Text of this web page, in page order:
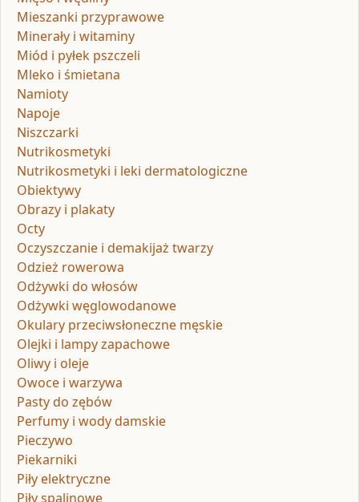
Mieszanki przyprawowe
Minerały i witaminy
Miód i pyłek pszczeli
Mleko i śmietana
Namioty
Napoje
Niszczarki
Nutrikosmetyki
Nutrikosmetyki i leki dermatologiczne
Obiektywy
Obrazy i plakaty
Octy
Oczyszczanie i demakijaż twarzy
Odzież rowerowa
Odżywki do włosów
Odżywki węglowodanowe
Okulary przeciwsłoneczne męskie
Olejki i lampy zapachowe
Oliwy i oleje
Owoce i warzywa
Pasty do zębów
Perfumy i wody damskie
Pieczywo
Piekarniki
Piły elektryczne
Piły spalinowe